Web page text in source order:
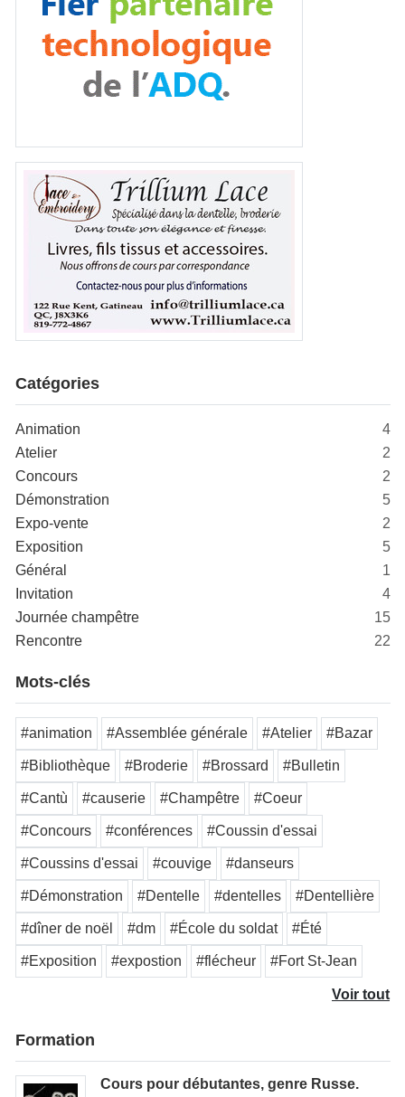
Catégories
Animation
4
Atelier
2
Concours
2
Démonstration
5
Expo-vente
2
Exposition
5
Général
1
Invitation
4
Journée champêtre
15
Rencontre
22
Mots-clés
#animation #Assemblée générale #Atelier #Bazar
#Bibliothèque #Broderie #Brossard #Bulletin
#Cantù #causerie #Champêtre #Coeur
#Concours #conférences #Coussin d'essai
#Coussins d'essai #couvige #danseurs
#Démonstration #Dentelle #dentelles #Dentellière
#dîner de noël #dm #École du soldat #Été
#Exposition #expostion #flécheur #Fort St-Jean
Voir tout
Formation
Cours pour débutantes, genre Russe.